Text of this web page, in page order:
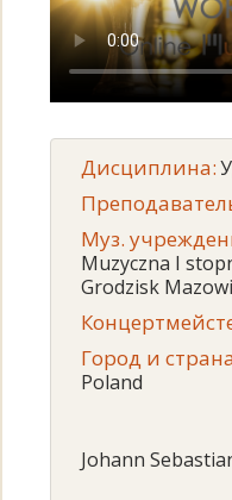
Дисциплина:
Муз.
Muzyczna I
Grodzisk
Город и
Poland
Johann